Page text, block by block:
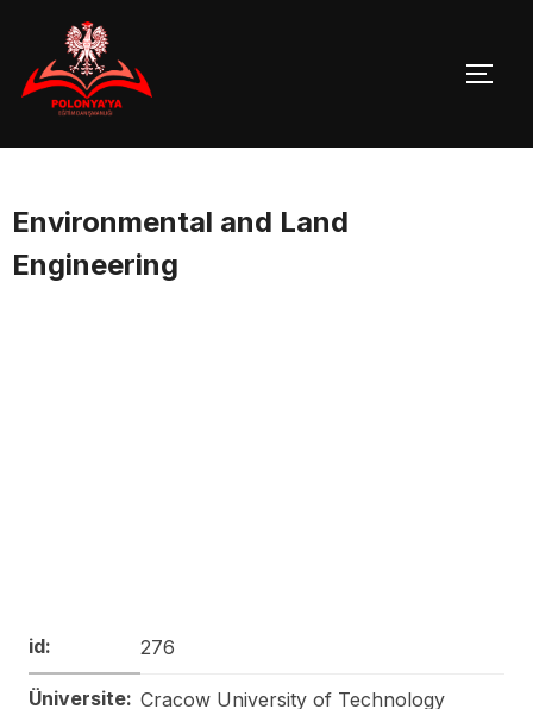
content
Environmental and Land
Engineering
id: 276
Üniversite: Cracow University of Technology